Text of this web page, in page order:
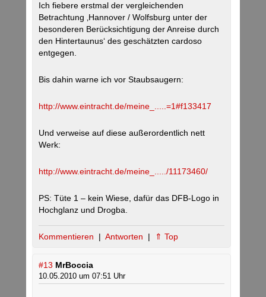
Ich fiebere erstmal der vergleichenden
Betrachtung ‚Hannover / Wolfsburg unter der
besonderen Berücksichtigung der Anreise durch
den Hintertaunus‘ des geschätzten cardoso
entgegen.
Bis dahin warne ich vor Staubsaugern:
http://www.eintracht.de/meine_.....=1#f133417
Und verweise auf diese außerordentlich nett
Werk:
http://www.eintracht.de/meine_...../11173460/
PS: Tüte 1 – kein Wiese, dafür das DFB-Logo in
Hochglanz und Drogba.
Kommentieren | Antworten | ⇑ Top
#13 MrBoccia
10.05.2010 um 07:51 Uhr